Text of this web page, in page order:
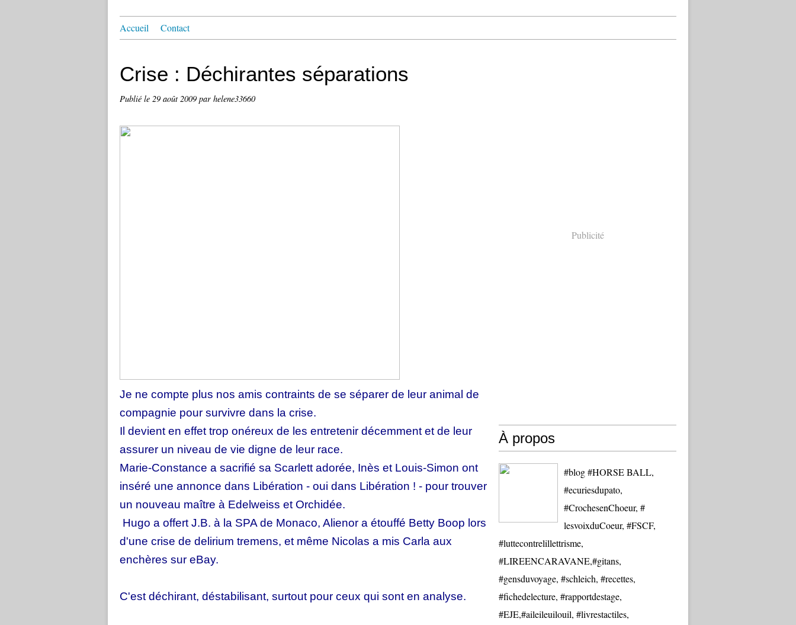
Accueil Contact
Crise : Déchirantes séparations
Publié le 29 août 2009 par helene33660
Je ne compte plus nos amis contraints de se séparer de leur animal de
compagnie pour survivre dans la crise.
Il devient en effet trop onéreux de les entretenir décemment et de leur
assurer un niveau de vie digne de leur race.
Marie-Constance a sacrifié sa Scarlett adorée, Inès et Louis-Simon ont
inséré une annonce dans Libération - oui dans Libération ! - pour trouver
un nouveau maître à Edelweiss et Orchidée.
Hugo a offert J.B. à la SPA de Monaco, Alienor a étouffé Betty Boop lors
d'une crise de delirium tremens, et même Nicolas a mis Carla aux
enchères sur eBay.
C'est déchirant, déstabilisant, surtout pour ceux qui sont en analyse.
Publicité
À propos
#blog #HORSE BALL,
#ecuriesdupato,
#CrochesenChoeur, #
lesvoixduCoeur, #FSCF,
#luttecontrelillettrisme,
#LIREENCARAVANE,#gitans,
#gensduvoyage, #schleich, #recettes,
#fichedelecture, #rapportdestage,
#EJE,#aileileuilouil, #livrestactiles,